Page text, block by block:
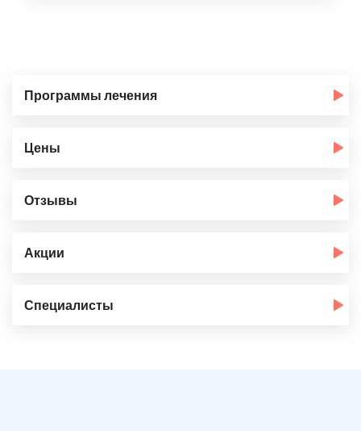
Программы лечения
Цены
Отзывы
Акции
Специалисты